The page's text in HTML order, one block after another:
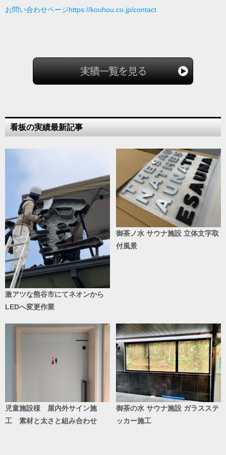
お問い合わせページhttps://kouhou.co.jp/contact
看板の実績最新記事
激アツな熊谷市にてネオンから
LEDへ変更作業
御茶ノ水 サウナ施設 立体文字取
付風景
児童施設様 屋内外サイン施
工 素材と太さと組み合わせ
御茶の水 サウナ施設 ガラスステ
ッカー施工